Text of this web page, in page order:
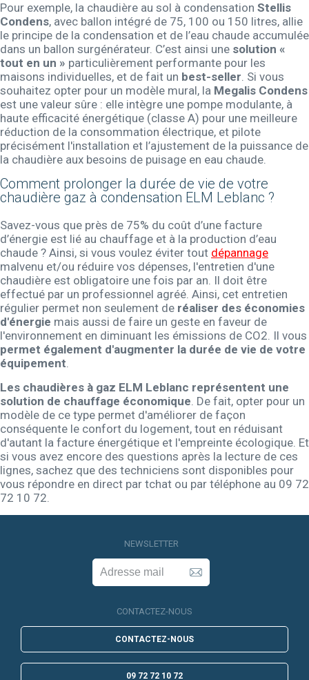
Pour exemple, la chaudière au sol à condensation Stellis
Condens, avec ballon intégré de 75, 100 ou 150 litres, allie
le principe de la condensation et de l’eau chaude accumulée
dans un ballon surgénérateur. C’est ainsi une solution «
tout en un » particulièrement performante pour les
maisons individuelles, et de fait un best-seller. Si vous
souhaitez opter pour un modèle mural, la Megalis Condens
est une valeur sûre : elle intègre une pompe modulante, à
haute efficacité énergétique (classe A) pour une meilleure
réduction de la consommation électrique, et pilote
précisément l'installation et l’ajustement de la puissance de
la chaudière aux besoins de puisage en eau chaude.
Comment prolonger la durée de vie de votre
chaudière gaz à condensation ELM Leblanc ?
Savez-vous que près de 75% du coût d’une facture
d’énergie est lié au chauffage et à la production d’eau
chaude ? Ainsi, si vous voulez éviter tout dépannage
malvenu et/ou réduire vos dépenses, l'entretien d'une
chaudière est obligatoire une fois par an. Il doit être
effectué par un professionnel agréé. Ainsi, cet entretien
régulier permet non seulement de réaliser des économies
d'énergie mais aussi de faire un geste en faveur de
l'environnement en diminuant les émissions de CO2. Il vous
permet également d'augmenter la durée de vie de votre
équipement.
Les chaudières à gaz ELM Leblanc représentent une
solution de chauffage économique. De fait, opter pour un
modèle de ce type permet d'améliorer de façon
conséquente le confort du logement, tout en réduisant
d'autant la facture énergétique et l'empreinte écologique. Et
si vous avez encore des questions après la lecture de ces
lignes, sachez que des techniciens sont disponibles pour
vous répondre en direct par tchat ou par téléphone au 09 72
72 10 72.
NEWSLETTER
CONTACTEZ-NOUS
CONTACTEZ-NOUS
09 72 72 10 72